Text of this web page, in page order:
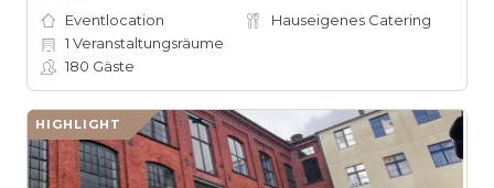
Eventlocation
Hauseigenes Catering
1 Veranstaltungsräume
180 Gäste
HIGHLIGHT